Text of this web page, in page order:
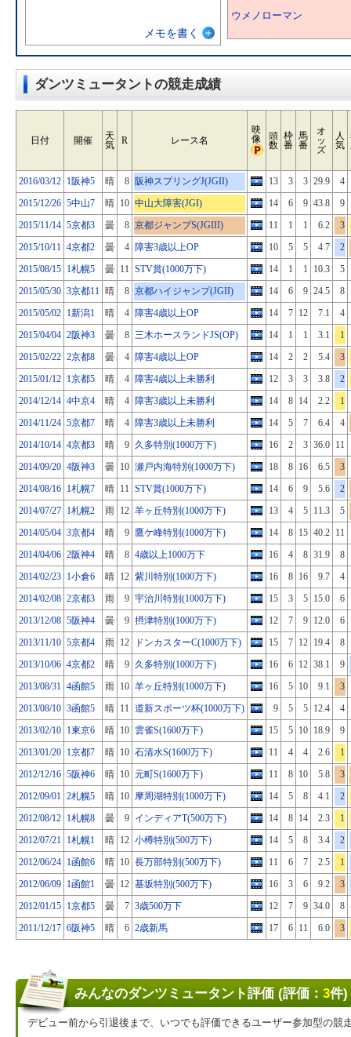
メモを書く
ウメノローマン
ダンツミュータントの競走成績
日付 開催
天
気
R レース名
映
像
頭
数
枠
番
馬
番
オ
ッ
ズ
人
気
2016/03/12 1阪神5 晴 8 阪神スプリングJ(JGII) 13 3 3 29.9
4
2015/12/26 5中山7 晴 10 中山大障害(JGI) 14 6 9 43.8
9
2015/11/14 5京都3 曇 8 京都ジャンプS(JGIII) 11 1 1 6.2
3
2015/10/11 4京都2 曇 4 障害3歳以上OP 10 5 5 4.7
2
2015/08/15 1札幌5 曇 11 STV賞(1000万下) 14 1 1 10.3
5
2015/05/30 3京都11 晴 8 京都ハイジャンプ(JGII) 14 6 9 24.5
8
2015/05/02 1新潟1 晴 4 障害4歳以上OP 14 7 12 7.1
4
2015/04/04 2阪神3 曇 8 三木ホースランドJS(OP) 14 1 1 3.1
1
2015/02/22 2京都8 曇 4 障害4歳以上OP 14 2 2 5.4
3
2015/01/12 1京都5 晴 4 障害4歳以上未勝利 12 3 3 3.8
2
2014/12/14 4中京4 晴 4 障害3歳以上未勝利 14 8 14 2.2
1
2014/11/24 5京都7 晴 4 障害3歳以上未勝利 14 5 7 6.4
4
2014/10/14 4京都3 晴 9 久多特別(1000万下) 16 2 3 36.0 11
2014/09/20 4阪神3 曇 10 瀬戸内海特別(1000万下) 18 8 16 6.5
3
2014/08/16 1札幌7 晴 11 STV賞(1000万下) 14 6 9 5.6
2
2014/07/27 1札幌2 雨 12 羊ヶ丘特別(1000万下) 13 4 5 11.3
5
2014/05/04 3京都4 晴 9 鷹ケ峰特別(1000万下) 14 8 15 40.2 11
2014/04/06 2阪神4 晴 8 4歳以上1000万下 16 4 8 31.9 8
2014/02/23 1小倉6 晴 12 紫川特別(1000万下) 16 8 16 9.7 4
2014/02/08 2京都3 雨 9 宇治川特別(1000万下) 15 3 5 15.0 6
2013/12/08 5阪神4 曇 9 摂津特別(1000万下) 12 7 9 12.0 6
2013/11/10 5京都4 雨 12 ドンカスターC(1000万下) 15 7 12 19.4
8
2013/10/06 4京都2 晴 9 久多特別(1000万下) 16 6 12 38.1
9
2013/08/31 4函館5 雨 10 羊ヶ丘特別(1000万下) 16 5 10 9.1 3
2013/08/10 3函館5 晴 11 道新スポーツ杯(1000万下) 9 5 5 12.4
4
2013/02/10 1東京6 晴 10 雲雀S(1600万下) 15 5 10 18.9 9
2013/01/20 1京都7 晴 10 石清水S(1600万下) 11 4 4 2.6
1
2012/12/16 5阪神6 晴 10 元町S(1600万下) 11 8 10 5.8
3
2012/09/01 2札幌5 晴 10 摩周湖特別(1000万下) 14 5 8 4.1
2
2012/08/12 1札幌8 曇 9 インディアT(500万下) 14 8 14 2.3
1
2012/07/21 1札幌1 晴 12 小樽特別(500万下) 14 5 8 3.4
2
2012/06/24 1函館6 晴 10 長万部特別(500万下) 11 6 7 2.5
1
2012/06/09 1函館1 曇 12 基坂特別(500万下) 16 3 6 9.2
3
2012/01/15 1京都5 曇 7 3歳500万下 12 7 9 34.0 8
2011/12/17 6阪神5 晴 6 2歳新馬 17 6 11 6.0 3
みんなのダンツミュータント評価 (評価： 3件)
デビュー前から引退後まで、いつでも評価できるユーザー参加型の競